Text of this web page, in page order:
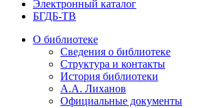
Электронный каталог
БГДБ-ТВ
О библиотеке
Сведения о библиотеке
Структура и контакты
История библиотеки
А.А. Лиханов
Официальные документы